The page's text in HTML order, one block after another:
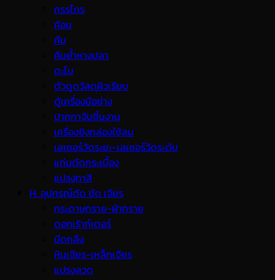
กรรไกร
ค้อน
คีม
คีมย้ำหางปลา
ตะไบ
ตัวดูดวัสดุผิวเรียบ
ตู้เครื่องมือช่าง
ปากกาจับชิ้นงาน
เครื่องยิงกล่องใช้ลม
เลเซอร์วัดระยะ-เลเซอร์วัดระดับ
แท่นตัดกระเบื้อง
แปรงทาสี
H. อุปกรณ์ตัด ขัด เจียร
กระดาษทราย-ผ้าทราย
ดอกเร้าท์เตอร์
มีดกลึง
หินเจียร-เหล็กเจียร
แปรงลวด